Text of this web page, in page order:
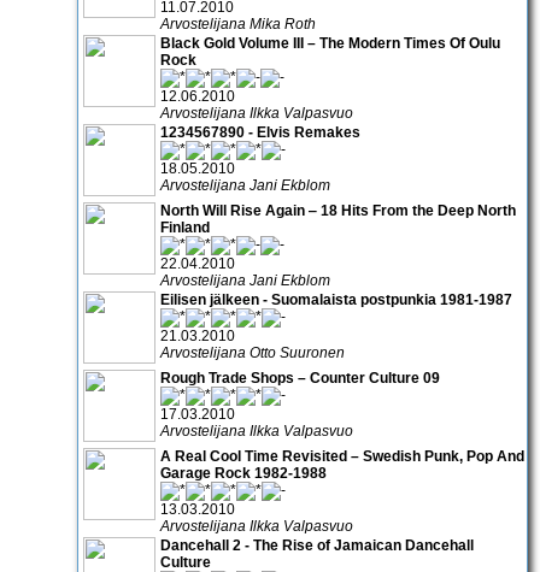
11.07.2010
Arvostelijana Mika Roth
Black Gold Volume III – The Modern Times Of Oulu
Rock
12.06.2010
Arvostelijana Ilkka Valpasvuo
1234567890 - Elvis Remakes
18.05.2010
Arvostelijana Jani Ekblom
North Will Rise Again ‒ 18 Hits From the Deep North
Finland
22.04.2010
Arvostelijana Jani Ekblom
Eilisen jälkeen - Suomalaista postpunkia 1981-1987
21.03.2010
Arvostelijana Otto Suuronen
Rough Trade Shops – Counter Culture 09
17.03.2010
Arvostelijana Ilkka Valpasvuo
A Real Cool Time Revisited – Swedish Punk, Pop And
Garage Rock 1982-1988
13.03.2010
Arvostelijana Ilkka Valpasvuo
Dancehall 2 - The Rise of Jamaican Dancehall
Culture